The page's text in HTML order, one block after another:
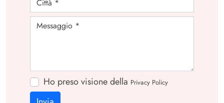
Ho preso visione della Privacy Policy